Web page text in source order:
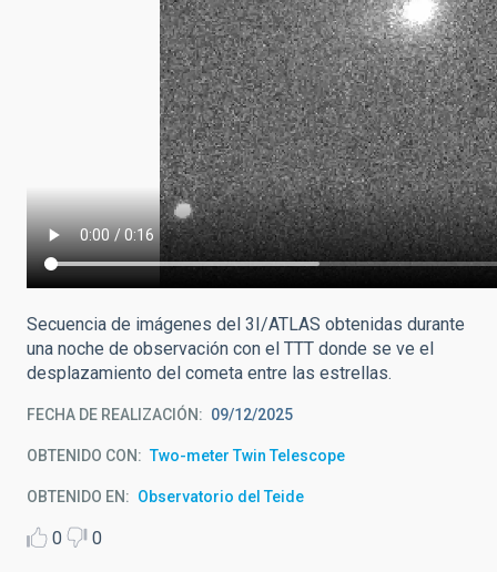
Secuencia de imágenes del 3I/ATLAS obtenidas durante
una noche de observación con el TTT donde se ve el
desplazamiento del cometa entre las estrellas.
FECHA DE REALIZACIÓN 09/12/2025
OBTENIDO CON Two-meter Twin Telescope
OBTENIDO EN Observatorio del Teide
0 0